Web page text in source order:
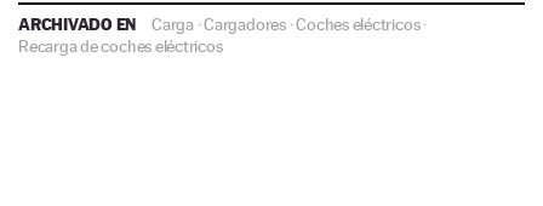
ARCHIVADO EN Carga·Cargadores·Coches eléctricos·
Recarga de coches eléctricos